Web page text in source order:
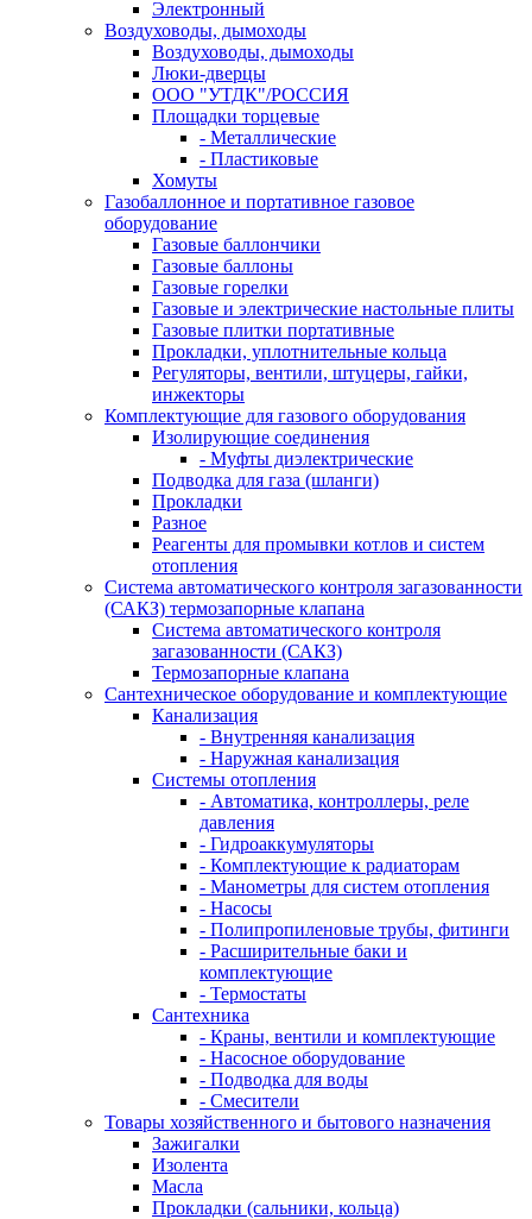
Электронный
Воздуховоды, дымоходы
Воздуховоды, дымоходы
Люки-дверцы
ООО "УТДК"/РОССИЯ
Площадки торцевые
- Металлические
- Пластиковые
Хомуты
Газобаллонное и портативное газовое
оборудование
Газовые баллончики
Газовые баллоны
Газовые горелки
Газовые и электрические настольные плиты
Газовые плитки портативные
Прокладки, уплотнительные кольца
Регуляторы, вентили, штуцеры, гайки,
инжекторы
Комплектующие для газового оборудования
Изолирующие соединения
- Муфты диэлектрические
Подводка для газа (шланги)
Прокладки
Разное
Реагенты для промывки котлов и систем
отопления
Система автоматического контроля загазованности
(САКЗ) термозапорные клапана
Система автоматического контроля
загазованности (САКЗ)
Термозапорные клапана
Сантехническое оборудование и комплектующие
Канализация
- Внутренняя канализация
- Наружная канализация
Системы отопления
- Автоматика, контроллеры, реле
давления
- Гидроаккумуляторы
- Комплектующие к радиаторам
- Манометры для систем отопления
- Насосы
- Полипропиленовые трубы, фитинги
- Расширительные баки и
комплектующие
- Термостаты
Сантехника
- Краны, вентили и комплектующие
- Насосное оборудование
- Подводка для воды
- Смесители
Товары хозяйственного и бытового назначения
Зажигалки
Изолента
Масла
Прокладки (сальники, кольца)